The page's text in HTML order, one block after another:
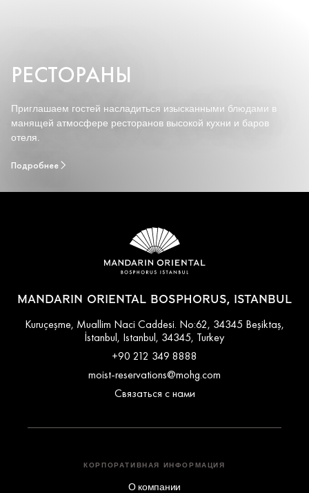
РЕСТОРАНЫ
Приглашаем гостей насладиться изысканными блюдами в
манящей атмосфере ресторанов высокой кухни и баров
отеля.
Подробнее
MANDARIN ORIENTAL BOSPHORUS, ISTANBUL
Kuruçeşme, Muallim Naci Caddesi. No:62, 34345 Beşiktaş,
İstanbul, Istanbul, 34345, Turkey
+90 212 349 8888
moist-reservations@mohg.com
Связаться с нами
КОРПОРАТИВНАЯ ИНФОРМАЦИЯ
О компании